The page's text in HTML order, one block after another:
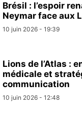
Brésil : l’espoir
Neymar face aux
10 juin 2026 - 19:39
Lions de l’Atlas :
médicale et
communication
10 juin 2026 - 12:48